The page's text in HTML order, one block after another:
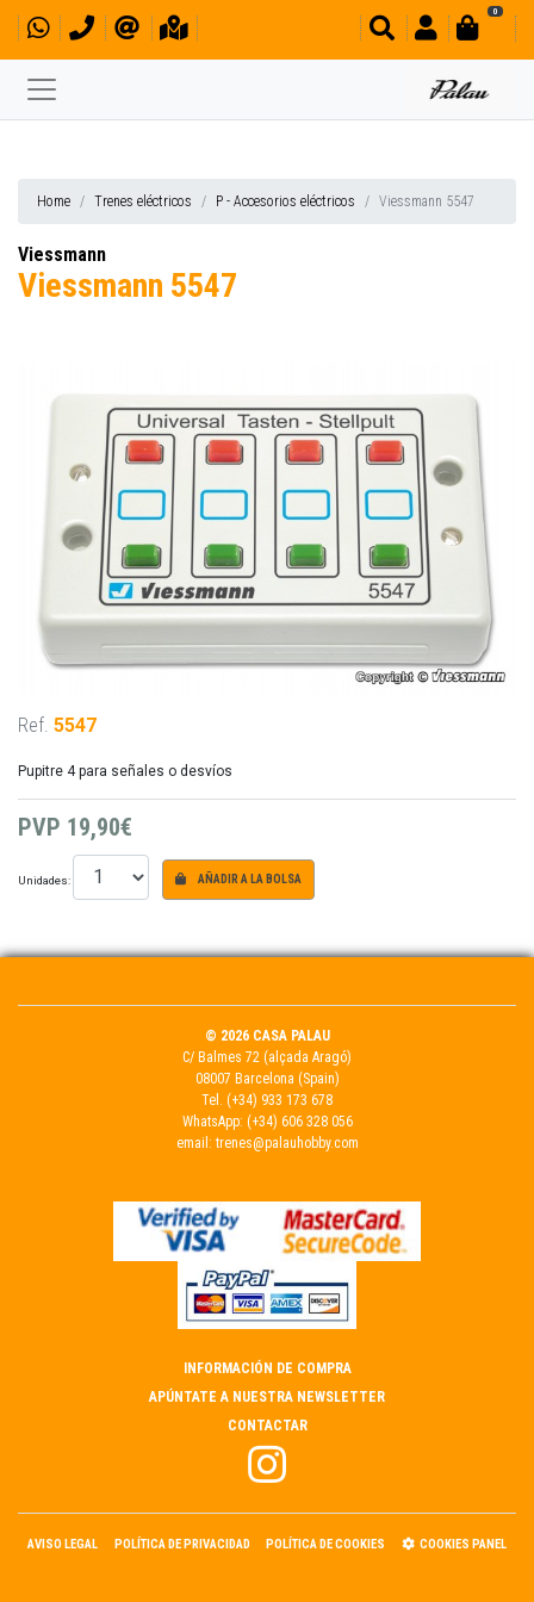
0
Home Trenes eléctricos P - Accesorios eléctricos Viessmann 5547
Viessmann
Viessmann 5547
Ref. 5547
Pupitre 4 para señales o desvíos
PVP 19,90€
Unidades: AÑADIR A LA BOLSA
© 2026 CASA PALAU
C/ Balmes 72 (alçada Aragó)
08007 Barcelona (Spain)
Tel. (+34) 933 173 678
WhatsApp: (+34) 606 328 056
email: trenes@palauhobby.com
INFORMACIÓN DE COMPRA
APÚNTATE A NUESTRA NEWSLETTER
CONTACTAR
AVISO LEGAL POLÍTICA DE PRIVACIDAD POLÍTICA DE COOKIES COOKIES PANEL